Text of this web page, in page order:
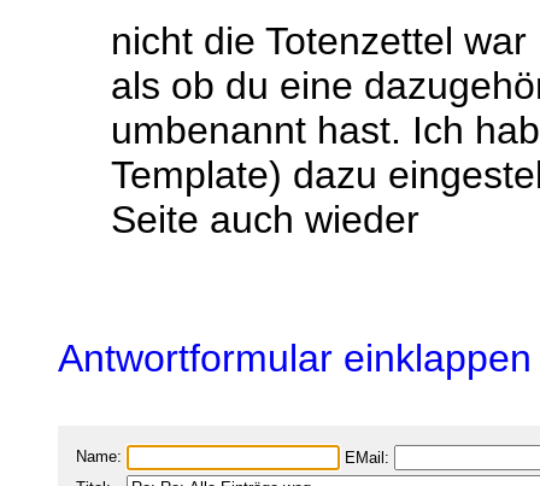
nicht die Totenzettel
als ob du eine
umbenannt hast. Ich
Template) dazu
Seite auch wieder
Antwortformular einklappen
Name:
EMail: